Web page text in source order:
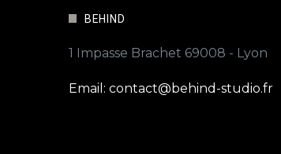
BEHIND
1 Impasse Brachet 69008 - Lyon
Email: contact@behind-studio.fr